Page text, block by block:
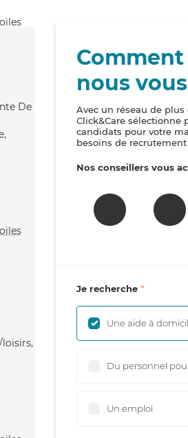
De
nous
Avec un réseau de
Click&Care sélectionne
candidats pour votre
besoins de
Nos conseillers vous
Je recherche
Une aide à
Du personnel
Un emploi